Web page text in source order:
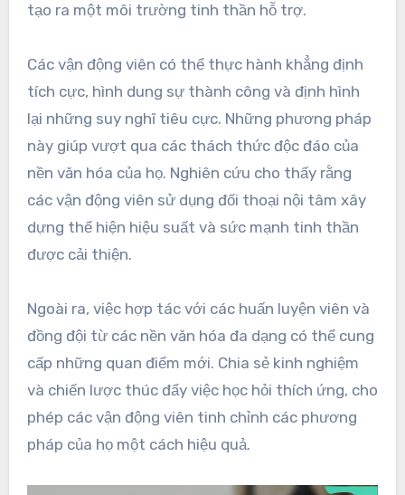
tạo ra một môi trường tinh thần hỗ trợ.
Các vận động viên có thể thực hành khẳng định
tích cực, hình dung sự thành công và định hình
lại những suy nghĩ tiêu cực. Những phương pháp
này giúp vượt qua các thách thức độc đáo của
nền văn hóa của họ. Nghiên cứu cho thấy rằng
các vận động viên sử dụng đối thoại nội tâm xây
dựng thể hiện hiệu suất và sức mạnh tinh thần
được cải thiện.
Ngoài ra, việc hợp tác với các huấn luyện viên và
đồng đội từ các nền văn hóa đa dạng có thể cung
cấp những quan điểm mới. Chia sẻ kinh nghiệm
và chiến lược thúc đẩy việc học hỏi thích ứng, cho
phép các vận động viên tinh chỉnh các phương
pháp của họ một cách hiệu quả.